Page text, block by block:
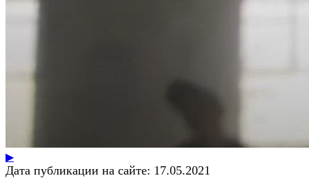
▶
Дата публикации на сайте: 17.05.2021